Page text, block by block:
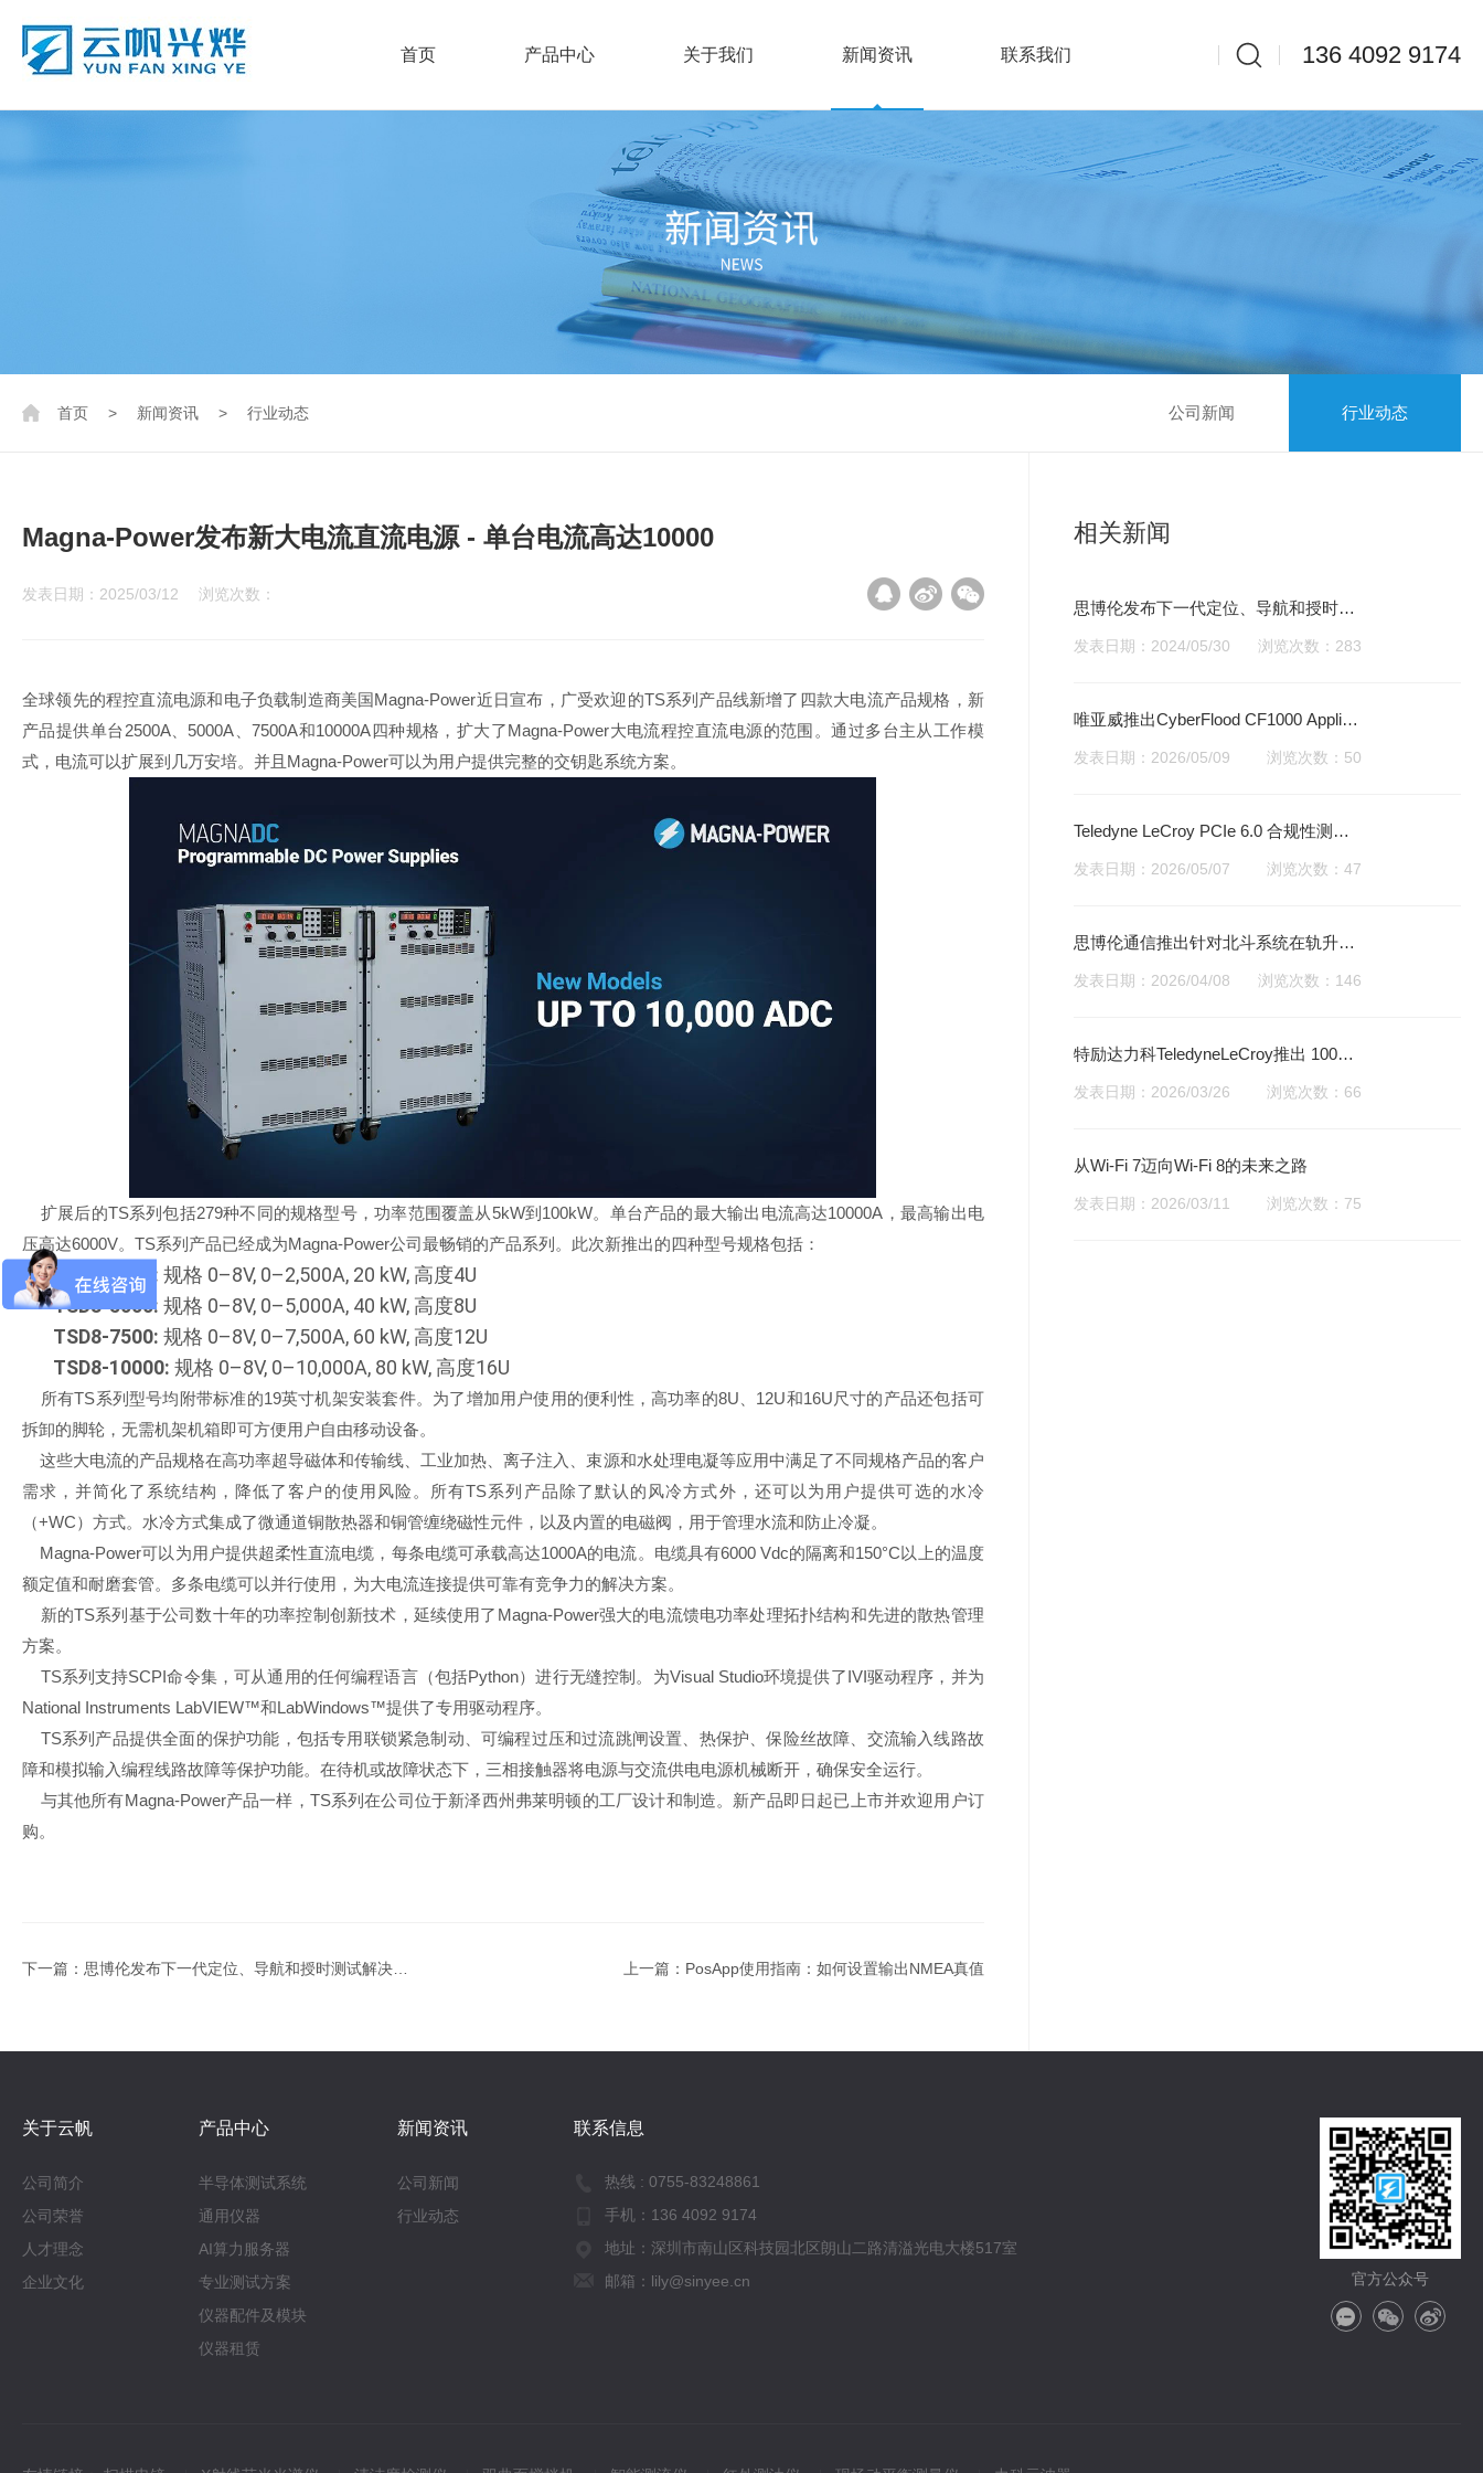
136 4092 9174
首页 产品中心 关于我们 新闻资讯 联系我们
公司新闻 行业动态
首页 > 新闻资讯 > 行业动态
相关新闻
思博伦发布下一代定位、导航和授时测
试解决方案－PNT X
发表日期：2024/05/30 浏览次数：283
唯亚威推出CyberFlood CF1000 Applian
ce，助力下一代多太比特级安全与AI基
发表日期：2026/05/09 浏览次数：50
Teledyne LeCroy PCIe 6.0 合规性测试
方案已获得 PCI-SIG 认证
发表日期：2026/05/07 浏览次数：47
思博伦通信推出针对北斗系统在轨升级
专项测试方案
发表日期：2026/04/08 浏览次数：146
特励达力科TeledyneLeCroy推出 1000A
高带宽电流探头-CP1000系列交直流电
发表日期：2026/03/26 浏览次数：66
从Wi-Fi 7迈向Wi-Fi 8的未来之路
发表日期：2026/03/11 浏览次数：75
Magna-Power发布新大电流直流电源 - 单台电流高达10000
发表日期：2025/03/12 浏览次数：
全球领先的程控直流电源和电子负载制造商美国Magna-Power近日宣布，广受欢迎的TS系列产品线新增了四款大电流产品规格，新
产品提供单台2500A、5000A、7500A和10000A四种规格，扩大了Magna-Power大电流程控直流电源的范围。通过多台主从工作模
式，电流可以扩展到几万安培。并且Magna-Power可以为用户提供完整的交钥匙系统方案。
扩展后的TS系列包括279种不同的规格型号，功率范围覆盖从5kW到100kW。单台产品的最大输出电流高达10000A，最高输出电
压高达6000V。TS系列产品已经成为Magna-Power公司最畅销的产品系列。此次新推出的四种型号规格包括：
TSD8-2500: 规格 0–8V, 0–2,500A, 20 kW, 高度4U
TSD8-5000: 规格 0–8V, 0–5,000A, 40 kW, 高度8U
TSD8-7500: 规格 0–8V, 0–7,500A, 60 kW, 高度12U
TSD8-10000: 规格 0–8V, 0–10,000A, 80 kW, 高度16U
所有TS系列型号均附带标准的19英寸机架安装套件。为了增加用户使用的便利性，高功率的8U、12U和16U尺寸的产品还包括可
拆卸的脚轮，无需机架机箱即可方便用户自由移动设备。
这些大电流的产品规格在高功率超导磁体和传输线、工业加热、离子注入、束源和水处理电凝等应用中满足了不同规格产品的客户
需求，并简化了系统结构，降低了客户的使用风险。所有TS系列产品除了默认的风冷方式外，还可以为用户提供可选的水冷
（+WC）方式。水冷方式集成了微通道铜散热器和铜管缠绕磁性元件，以及内置的电磁阀，用于管理水流和防止冷凝。
Magna-Power可以为用户提供超柔性直流电缆，每条电缆可承载高达1000A的电流。电缆具有6000 Vdc的隔离和150°C以上的温度
额定值和耐磨套管。多条电缆可以并行使用，为大电流连接提供可靠有竞争力的解决方案。
新的TS系列基于公司数十年的功率控制创新技术，延续使用了Magna-Power强大的电流馈电功率处理拓扑结构和先进的散热管理
方案。
TS系列支持SCPI命令集，可从通用的任何编程语言（包括Python）进行无缝控制。为Visual Studio环境提供了IVI驱动程序，并为
National Instruments LabVIEW™和LabWindows™提供了专用驱动程序。
TS系列产品提供全面的保护功能，包括专用联锁紧急制动、可编程过压和过流跳闸设置、热保护、保险丝故障、交流输入线路故
障和模拟输入编程线路故障等保护功能。在待机或故障状态下，三相接触器将电源与交流供电电源机械断开，确保安全运行。
与其他所有Magna-Power产品一样，TS系列在公司位于新泽西州弗莱明顿的工厂设计和制造。新产品即日起已上市并欢迎用户订
购。
上一篇：PosApp使用指南：如何设置输出NMEA真值
下一篇：思博伦发布下一代定位、导航和授时测试解决方
关于云帆
公司简介
公司荣誉
人才理念
企业文化
产品中心
半导体测试系统
通用仪器
AI算力服务器
专业测试方案
仪器配件及模块
仪器租赁
新闻资讯
公司新闻
行业动态
联系信息
热线 : 0755-83248861
手机： 136 4092 9174
地址：深圳市南山区科技园北区朗山二路清溢光电大楼517室
邮箱：lily@sinyee.cn
官方公众号
在
微
微